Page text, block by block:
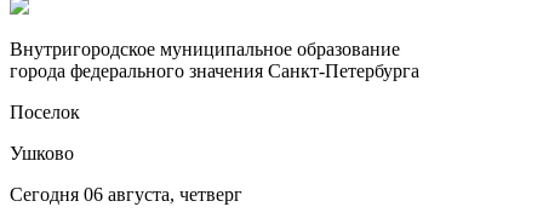
Внутригородское муниципальное образование
города федерального значения Санкт-Петербурга
Поселок
Ушково
Сегодня 06 августа, четверг